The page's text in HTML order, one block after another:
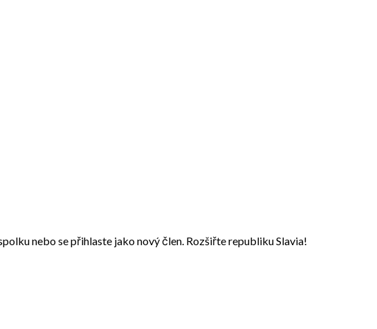
nebo se přihlaste jako nový člen. Rozšiřte republiku Slavia!